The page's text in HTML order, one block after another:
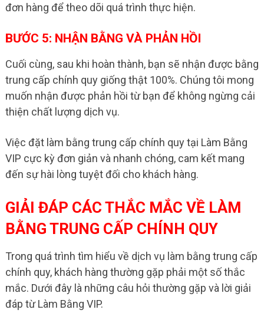
đơn hàng để theo dõi quá trình thực hiện.
BƯỚC 5: NHẬN BẰNG VÀ PHẢN HỒI
Cuối cùng, sau khi hoàn thành, bạn sẽ nhận được bằng
trung cấp chính quy giống thật 100%. Chúng tôi mong
muốn nhận được phản hồi từ bạn để không ngừng cải
thiện chất lượng dịch vụ.
Việc đặt làm bằng trung cấp chính quy tại Làm Bằng
VIP cực kỳ đơn giản và nhanh chóng, cam kết mang
đến sự hài lòng tuyệt đối cho khách hàng.
GIẢI ĐÁP CÁC THẮC MẮC VỀ LÀM
BẰNG TRUNG CẤP CHÍNH QUY
Trong quá trình tìm hiểu về dịch vụ làm bằng trung cấp
chính quy, khách hàng thường gặp phải một số thắc
mắc. Dưới đây là những câu hỏi thường gặp và lời giải
đáp từ Làm Bằng VIP.